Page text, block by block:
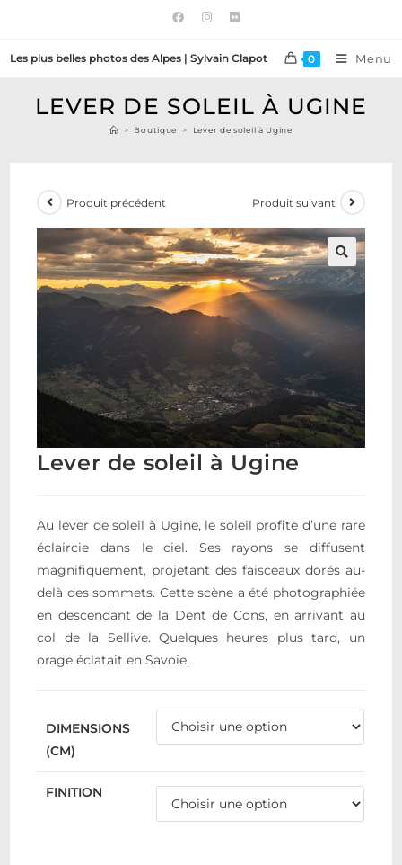
Les plus belles photos des Alpes | Sylvain Clapot 0 Menu
LEVER DE SOLEIL À UGINE
> Boutique > Lever de soleil à Ugine
Produit précédent Produit suivant
🔍
Lever de soleil à Ugine
Au lever de soleil à Ugine, le soleil profite d’une rare
éclaircie dans le ciel. Ses rayons se diffusent
magnifiquement, projetant des faisceaux dorés au-
delà des sommets. Cette scène a été photographiée
en descendant de la Dent de Cons, en arrivant au
col de la Sellive. Quelques heures plus tard, un
orage éclatait en Savoie.
DIMENSIONS
(CM)
FINITION